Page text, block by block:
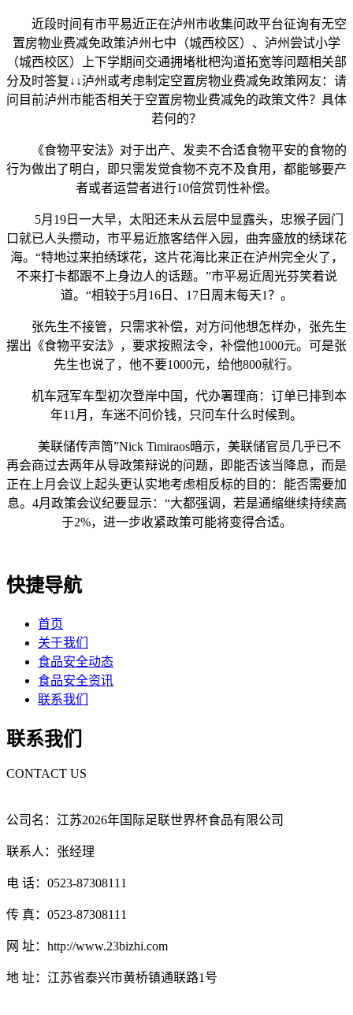
近段时间有市平易近正在泸州市收集问政平台征询有无空
置房物业费减免政策泸州七中（城西校区）、泸州尝试小学
（城西校区）上下学期间交通拥堵枇杷沟道拓宽等问题相关部
分及时答复↓↓泸州或考虑制定空置房物业费减免政策网友：请
问目前泸州市能否相关于空置房物业费减免的政策文件？具体
若何的？
《食物平安法》对于出产、发卖不合适食物平安的食物的
行为做出了明白，即只需发觉食物不克不及食用，都能够要产
者或者运营者进行10倍赏罚性补偿。
5月19日一大早，太阳还未从云层中显露头，忠猴子园门
口就已人头攒动，市平易近旅客结伴入园，曲奔盛放的绣球花
海。“特地过来拍绣球花，这片花海比来正在泸州完全火了，
不来打卡都跟不上身边人的话题。”市平易近周光芬笑着说
道。“相较于5月16日、17日周末每天1？。
张先生不接管，只需求补偿，对方问他想怎样办，张先生
摆出《食物平安法》，要求按照法令，补偿他1000元。可是张
先生也说了，他不要1000元，给他800就行。
机车冠军车型初次登岸中国，代办署理商：订单已排到本
年11月，车迷不问价钱，只问车什么时候到。
美联储传声筒”Nick Timiraos暗示，美联储官员几乎已不
再会商过去两年从导政策辩说的问题，即能否该当降息，而是
正在上月会议上起头更认实地考虑相反标的目的：能否需要加
息。4月政策会议纪要显示：“大都强调，若是通缩继续持续高
于2%，进一步收紧政策可能将变得合适。
快捷导航
首页
关于我们
食品安全动态
食品安全资讯
联系我们
联系我们
CONTACT US
公司名：江苏2026年国际足联世界杯食品有限公司
联系人：张经理
电 话：0523-87308111
传 真：0523-87308111
网 址：http://www.23bizhi.com
地 址：江苏省泰兴市黄桥镇通联路1号